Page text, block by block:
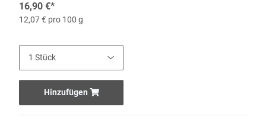
140-g-Topf
16,90 €*
12,07 € pro 100 g
Hinzufügen